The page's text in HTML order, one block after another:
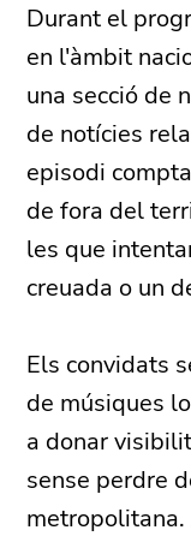
Durant el
en l'àmbit
una secció de
de notícies
episodi
de fora del
les que
creuada o un
Els convidats
de músiques
a donar
sense perdre